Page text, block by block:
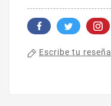
Escribe tu reseña